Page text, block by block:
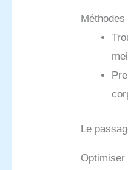
Le
Optimiser